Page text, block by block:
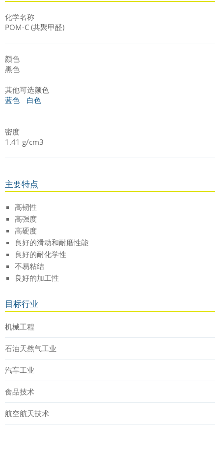
化学名称
POM-C (共聚甲醛)
颜色
黑色
其他可选颜色
蓝色
白色
密度
1.41 g/cm3
主要特点
高韧性
高强度
高硬度
良好的滑动和耐磨性能
良好的耐化学性
不易粘结
良好的加工性
目标行业
机械工程
石油天然气工业
汽车工业
食品技术
航空航天技术